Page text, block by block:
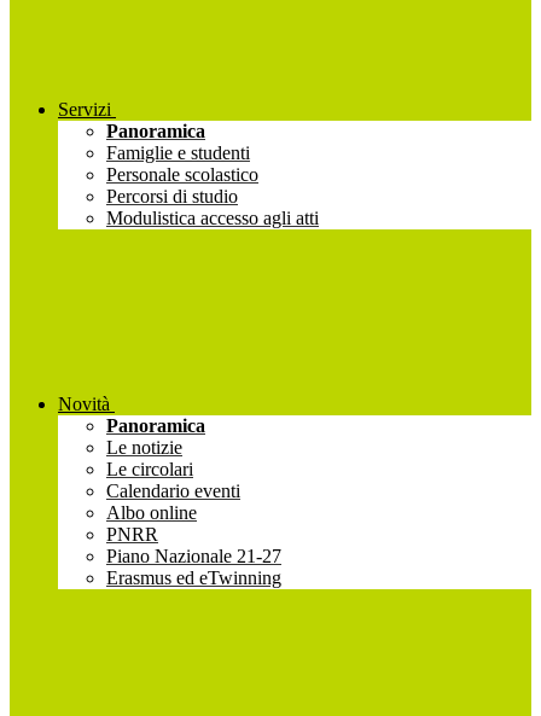
Servizi
Panoramica
Famiglie e studenti
Personale scolastico
Percorsi di studio
Modulistica accesso agli atti
Novità
Panoramica
Le notizie
Le circolari
Calendario eventi
Albo online
PNRR
Piano Nazionale 21-27
Erasmus ed eTwinning